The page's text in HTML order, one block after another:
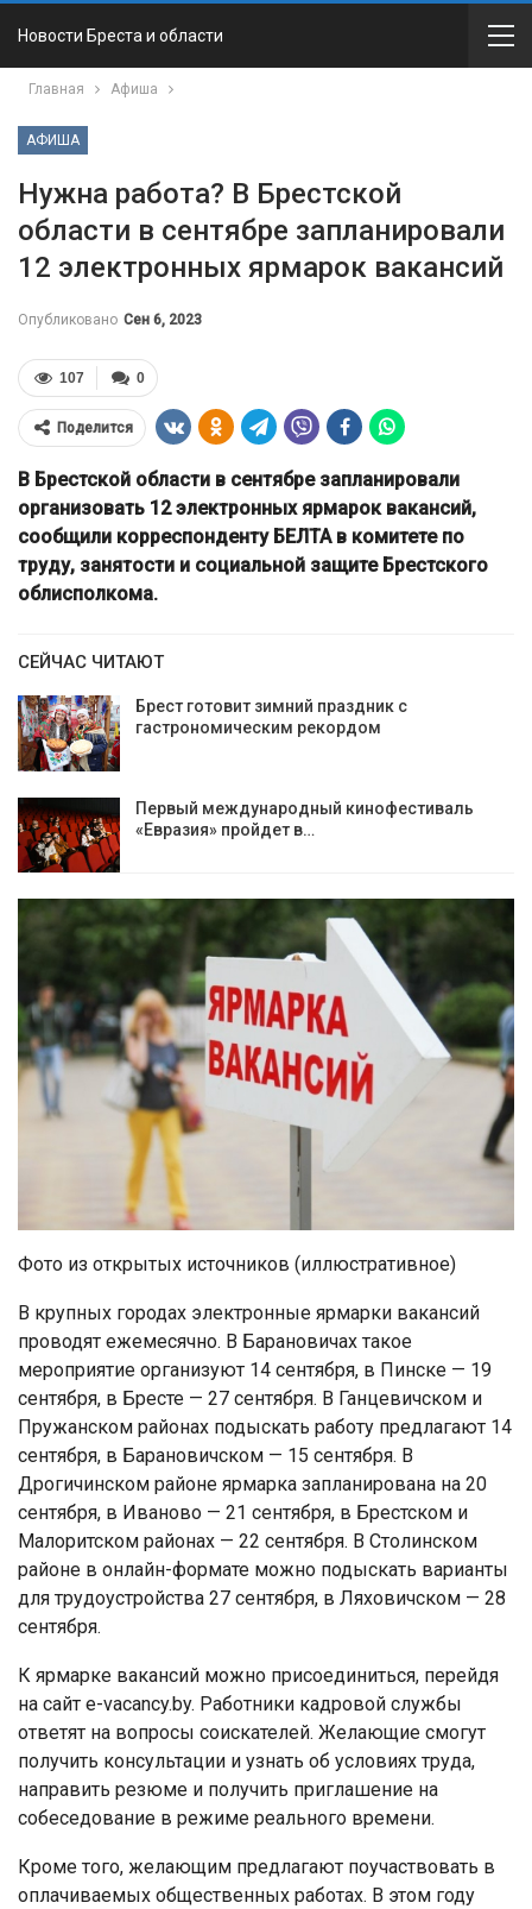
Новости Бреста и области
Главная Афиша
АФИША
Нужна работа? В Брестской
области в сентябре запланировали
12 электронных ярмарок вакансий
Опубликовано Сен 6, 2023
0
107
Поделится
В Брестской области в сентябре запланировали
организовать 12 электронных ярмарок вакансий,
сообщили корреспонденту БЕЛТА в комитете по
труду, занятости и социальной защите Брестского
облисполкома.
СЕЙЧАС ЧИТАЮТ
Брест готовит зимний праздник с
гастрономическим рекордом
Первый международный кинофестиваль
«Евразия» пройдет в…
Фото из открытых источников (иллюстративное)
В крупных городах электронные ярмарки вакансий
проводят ежемесячно. В Барановичах такое
мероприятие организуют 14 сентября, в Пинске — 19
сентября, в Бресте — 27 сентября. В Ганцевичском и
Пружанском районах подыскать работу предлагают 14
сентября, в Барановичском — 15 сентября. В
Дрогичинском районе ярмарка запланирована на 20
сентября, в Иваново — 21 сентября, в Брестском и
Малоритском районах — 22 сентября. В Столинском
районе в онлайн-формате можно подыскать варианты
для трудоустройства 27 сентября, в Ляховичском — 28
сентября.
К ярмарке вакансий можно присоединиться, перейдя
на сайт e-vacancy.by. Работники кадровой службы
ответят на вопросы соискателей. Желающие смогут
получить консультации и узнать об условиях труда,
направить резюме и получить приглашение на
собеседование в режиме реального времени.
Кроме того, желающим предлагают поучаствовать в
оплачиваемых общественных работах. В этом году